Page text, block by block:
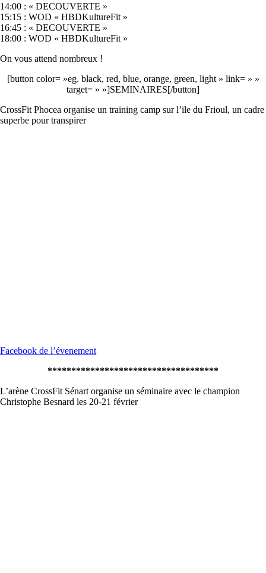
14:00 : « DECOUVERTE »
15:15 : WOD « HBDKultureFit »
16:45 : « DECOUVERTE »
18:00 : WOD « HBDKultureFit »
On vous attend nombreux !
[button color= »eg. black, red, blue, orange, green, light » link= » »
target= » »]SEMINAIRES[/button]
CrossFit Phocea organise un training camp sur l’ile du Frioul, un cadre
superbe pour transpirer
Facebook de l’évenement
************************************
L’arène CrossFit Sénart organise un séminaire avec le champion
Christophe Besnard les 20-21 février